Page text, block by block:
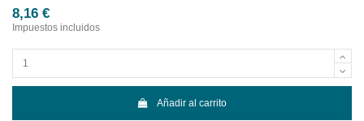
8,16 €
Impuestos incluidos
Añadir al carrito